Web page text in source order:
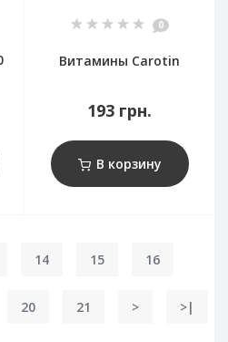
0
Витамины Carotin
193 грн.
В корзину
14 15 16
20 21 > >|